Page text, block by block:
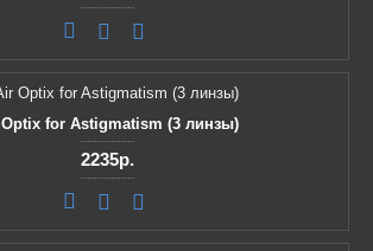
for Astigmatism (3 линзы)
2235р.